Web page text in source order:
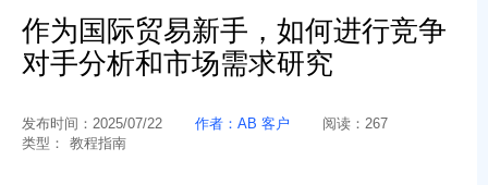
作为国际贸易新手，如何进行竞争
对手分析和市场需求研究
发布时间： 2025/07/22 作者： AB 客户 阅读： 267
类型：
教程指南